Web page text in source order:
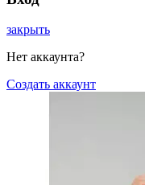
закрыть
Нет аккаунта?
Создать аккаунт